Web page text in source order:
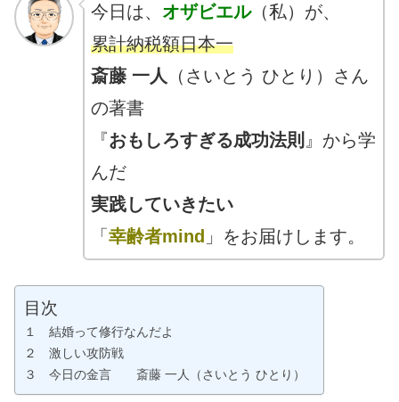
今日は、 オザビエル（私）が、
累計納税額日本一
斎藤 一人
（さいとう ひとり）さん
の著書
『おもしろすぎる成功法則 』から学
んだ
実践していきたい
「幸齢者mind 」をお届けします。
目次
１ 結婚って修行なんだよ
２ 激しい攻防戦
３ 今日の金言 斎藤 一人（さいとう ひとり）